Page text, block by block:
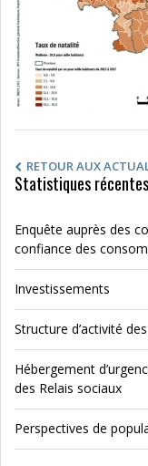
RETOUR AUX
Statistiques récentes
Enquête auprès des
confiance des
Investissements
Structure d’activité
Hébergement
des Relais sociaux
Perspectives de